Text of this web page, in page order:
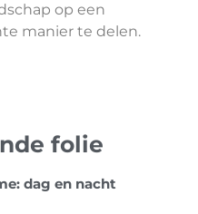
op een
manier te delen.
folie
dag en nacht